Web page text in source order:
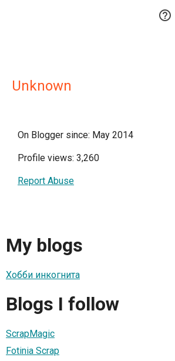

Unknown
On Blogger since: May 2014
Profile views: 3,260
Report Abuse
My blogs
Хобби инкогнита
Blogs I follow
ScrapMagic
Fotinia Scrap